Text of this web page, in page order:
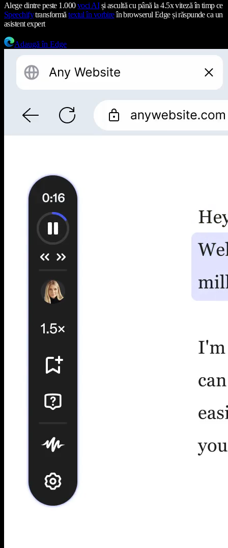
Alege dintre peste 1.000voci AIși ascultă cu până la 4.5x viteză în timp ce
Speechifytransformătextul în vorbireîn browserul Edge și răspunde ca un
asistent expert
Adaugă în Edge